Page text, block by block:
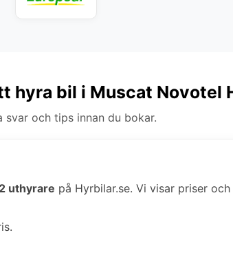
hyra bil i Muscat Novotel
svar och tips innan du bokar.
uthyrare på Hyrbilar.se. Vi visar priser